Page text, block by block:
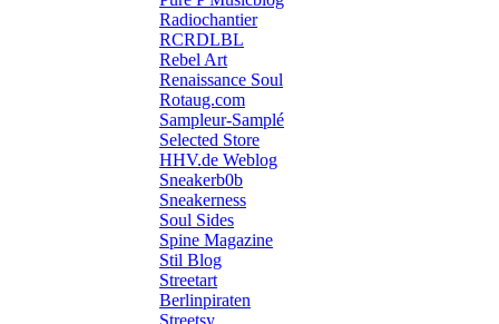
Radiochantier
RCRDLBL
Rebel Art
Renaissance Soul
Rotaug.com
Sampleur-Samplé
Selected Store
HHV.de Weblog
Sneakerb0b
Sneakerness
Soul Sides
Spine Magazine
Stil Blog
Streetart
Berlinpiraten
Streetsy